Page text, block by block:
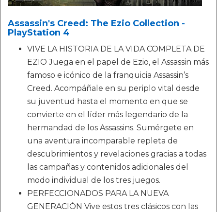
Assassin's Creed: The Ezio Collection -
PlayStation 4
VIVE LA HISTORIA DE LA VIDA COMPLETA DE
EZIO Juega en el papel de Ezio, el Assassin más
famoso e icónico de la franquicia Assassin’s
Creed. Acompáñale en su periplo vital desde
su juventud hasta el momento en que se
convierte en el líder más legendario de la
hermandad de los Assassins. Sumérgete en
una aventura incomparable repleta de
descubrimientos y revelaciones gracias a todas
las campañas y contenidos adicionales del
modo individual de los tres juegos.
PERFECCIONADOS PARA LA NUEVA
GENERACIÓN Vive estos tres clásicos con las